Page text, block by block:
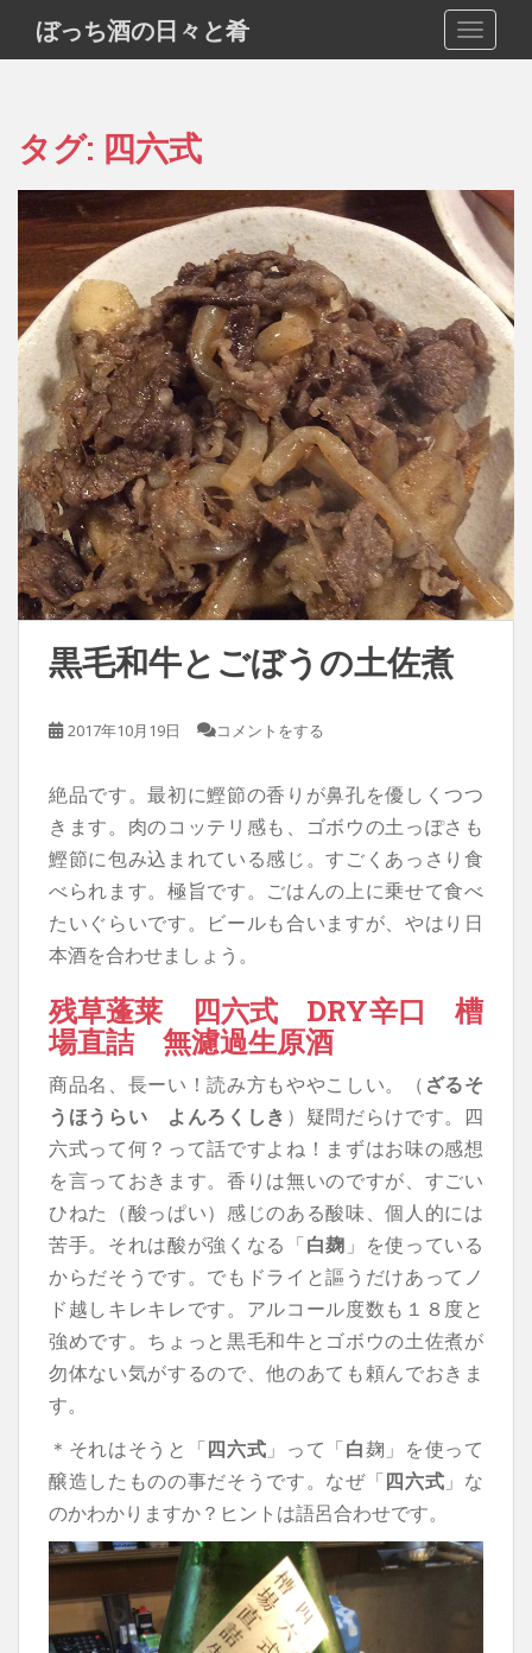
i
ぼっち酒の日々と肴
タグ: 四六式
黒毛和牛とごぼうの土佐煮
2017年10月19日 コメントをする
絶品です。最初に鰹節の香りが鼻孔を優しくつつ
きます。肉のコッテリ感も、ゴボウの土っぽさも
鰹節に包み込まれている感じ。すごくあっさり食
べられます。極旨です。ごはんの上に乗せて食べ
たいぐらいです。ビールも合いますが、やはり日
本酒を合わせましょう。
残草蓬莱 四六式 DRY辛口 槽
場直詰 無濾過生原酒
商品名、長ーい！読み方もややこしい。（ ざるそ
うほうらい よんろくしき ）疑問だらけです。四
六式って何？って話ですよね！まずはお味の感想
を言っておきます。香りは無いのですが、すごい
ひねた（酸っぱい）感じのある酸味、個人的には
苦手。それは酸が強くなる「白麹 」を使っている
からだそうです。でもドライと謳うだけあってノ
ド越しキレキレです。アルコール度数も１８度と
強めです。ちょっと黒毛和牛とゴボウの土佐煮が
勿体ない気がするので、他のあても頼んでおきま
す。
＊それはそうと「四六式 」って「白麹」を使って
醸造したものの事だそうです。なぜ「四六式 」な
のかわかりますか？ヒントは語呂合わせです。